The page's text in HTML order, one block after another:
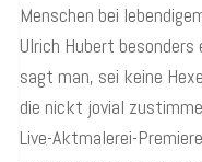
Menschen bei
Ulrich Hubert
sagt man, sei keine
die nickt jovial
Live-Aktmalerei-